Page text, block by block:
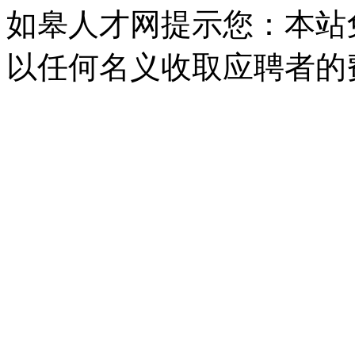
如皋人才网提示您：本
以任何名义收取应聘者